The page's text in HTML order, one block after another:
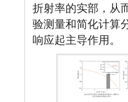
折射率的实部，从
验测量和简化计算
响应起主导作用。